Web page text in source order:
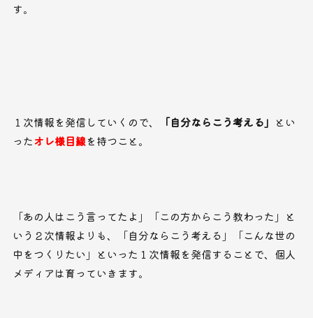
す。
１次情報を発信していくので、 「自分ならこう考える」 とい
ったオレ様目線を持つこと。
「あの人はこう言ってたよ」「この方からこう教わった」と
いう２次情報よりも、「自分ならこう考える」「こんな世の
中をつくりたい」といった１次情報を発信することで、個人
メディアは育っていきます。